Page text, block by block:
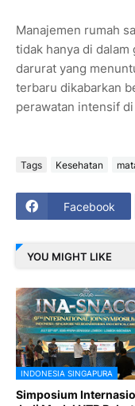
Manajemen rumah
tidak hanya di
darurat yang
terbaru dikabarkan
perawatan intensif
Tags Kesehatan
Facebook
YOU MIGHT LIKE
INDONESIA SINGAPURA
Simposium